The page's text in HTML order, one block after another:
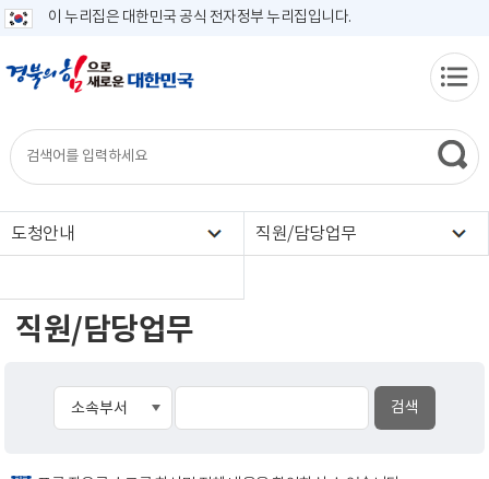
이 누리집은 대한민국 공식 전자정부 누리집입니다.
도청안내 직원/담당업무
직원/담당업무